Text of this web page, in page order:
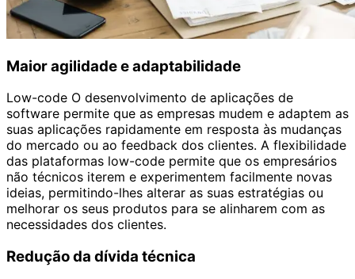
Maior agilidade e adaptabilidade
Low-code O desenvolvimento de aplicações de
software permite que as empresas mudem e adaptem as
suas aplicações rapidamente em resposta às mudanças
do mercado ou ao feedback dos clientes. A flexibilidade
das plataformas low-code permite que os empresários
não técnicos iterem e experimentem facilmente novas
ideias, permitindo-lhes alterar as suas estratégias ou
melhorar os seus produtos para se alinharem com as
necessidades dos clientes.
Redução da dívida técnica